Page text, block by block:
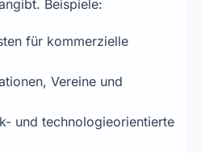
Beispiele:
für kommerzielle
Vereine und
und technologieorientierte